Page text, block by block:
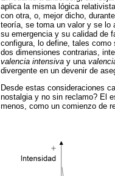
aplica la misma lógica
con otra, o, mejor dicho,
teoría, se toma un valor y se lo
su emergencia y su calidad de
configura, lo define, tales como
dos dimensiones contrarias,
valencia intensiva y una
divergente en un devenir de
Desde estas consideraciones
nostalgia y no sin reclamo? El
menos, como un comienzo de